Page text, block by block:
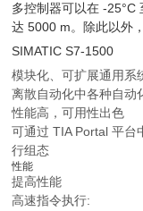
多控制器可以在 -25°C
达 5000 m。除此以外
SIMATIC S7-1500
模块化、可扩展通用系
离散自动化中各种自动
性能高，可用性出色
可通过 TIA Portal 平台
行组态
性能
提高性能
高速指令执行: